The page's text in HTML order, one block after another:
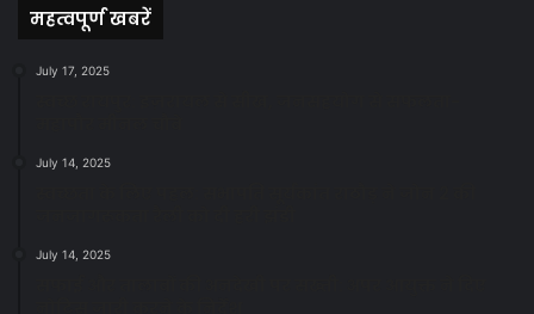
महत्वपूर्ण खबरें
July 17, 2025
July 14, 2025
July 14, 2025